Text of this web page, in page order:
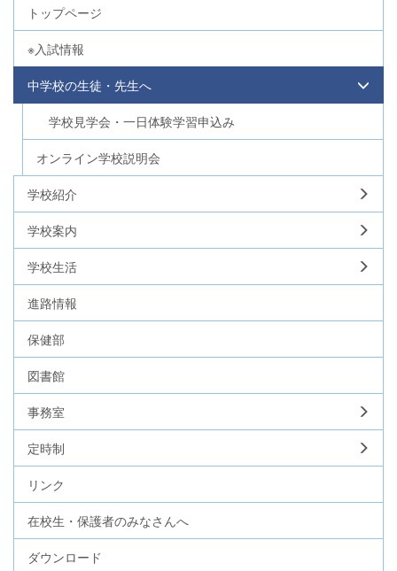
トップページ
※入試情報
中学校の生徒・先生へ
学校見学会・一日体験学習申込み
オンライン学校説明会
学校紹介
学校案内
学校生活
進路情報
保健部
図書館
事務室
定時制
リンク
在校生・保護者のみなさんへ
ダウンロード